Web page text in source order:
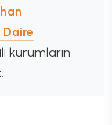
kurumların